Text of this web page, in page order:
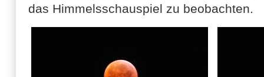
das Himmelsschauspiel zu beobachten.